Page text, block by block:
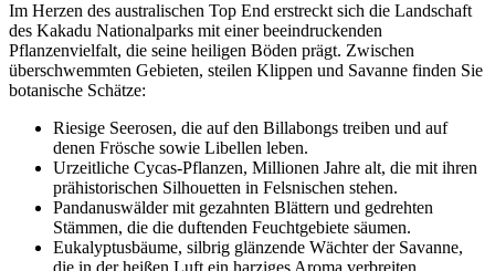
Im Herzen des australischen Top End erstreckt sich die Landschaft
des Kakadu Nationalparks mit einer beeindruckenden
Pflanzenvielfalt, die seine heiligen Böden prägt. Zwischen
überschwemmten Gebieten, steilen Klippen und Savanne finden Sie
botanische Schätze:
Riesige Seerosen, die auf den Billabongs treiben und auf
denen Frösche sowie Libellen leben.
Urzeitliche Cycas-Pflanzen, Millionen Jahre alt, die mit ihren
prähistorischen Silhouetten in Felsnischen stehen.
Pandanuswälder mit gezahnten Blättern und gedrehten
Stämmen, die die duftenden Feuchtgebiete säumen.
Eukalyptusbäume, silbrig glänzende Wächter der Savanne,